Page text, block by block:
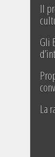
Il
Gli
La